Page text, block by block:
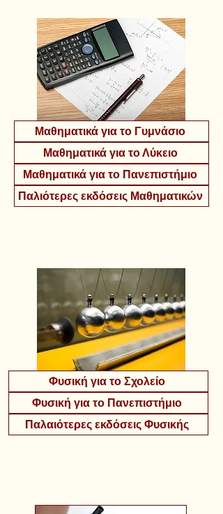
Μαθηματικά για το Γυμνάσιο
Μαθηματικά για το Λύκειο
Μαθηματικά για το Πανεπιστήμιο
Παλιότερες εκδόσεις Μαθηματικών
Φυσική για το Σχολείο
Φυσική για το Πανεπιστήμιο
Παλαιότερες εκδόσεις Φυσικής